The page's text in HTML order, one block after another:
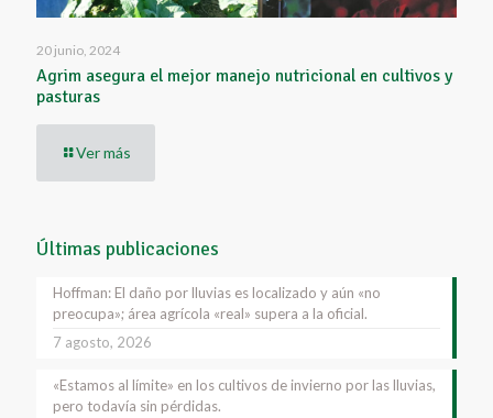
20 junio, 2024
Agrim asegura el mejor manejo nutricional en cultivos y
pasturas
Ver más
Últimas publicaciones
Hoffman: El daño por lluvias es localizado y aún «no
preocupa»; área agrícola «real» supera a la oficial.
7 agosto, 2026
«Estamos al límite» en los cultivos de invierno por las lluvias,
pero todavía sin pérdidas.